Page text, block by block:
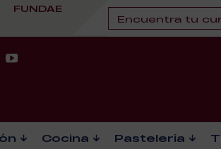
FUNDAE
Cocina Pastelería